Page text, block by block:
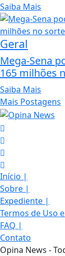
Saiba Mais
Geral
Mega-Sena
165 milhões
Saiba Mais
Mais Postagens
Início |
Sobre |
Expediente |
Termos de Uso
FAQ |
Contato
Opina News -